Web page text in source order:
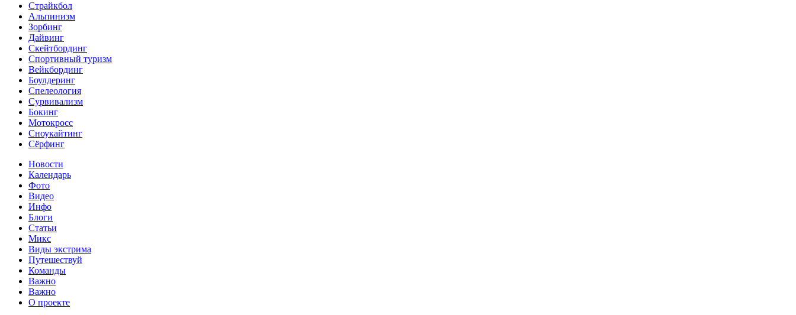
Страйкбол
Альпинизм
Зорбинг
Дайвинг
Скейтбординг
Спортивный туризм‎
Вейкбординг
Боулдеринг
Спелеология
Сурвивализм
Бокинг
Мотокросс
Сноукайтинг
Сёрфинг
Новости
Календарь
Фото
Видео
Инфо
Блоги
Статьи
Микс
Виды экстрима
Путешествуй
Команды
Важно
Важно
О проекте